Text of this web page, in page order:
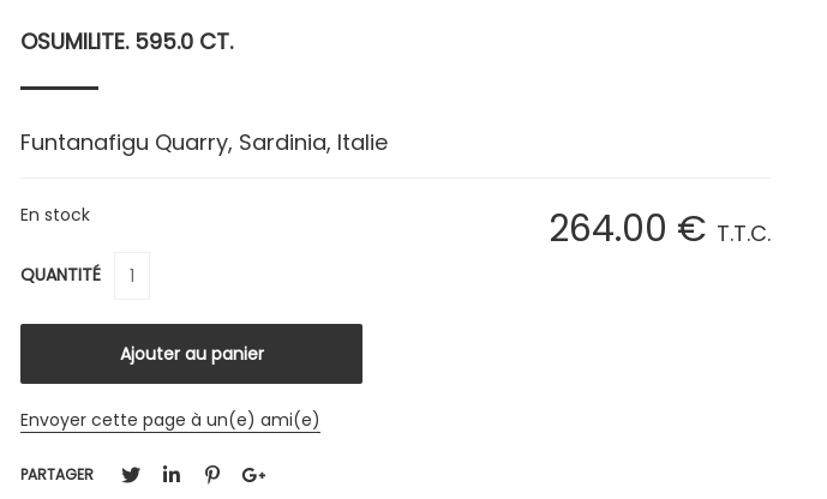
OSUMILITE. 595.0 CT.
Funtanafigu Quarry, Sardinia, Italie
264.00 € T.T.C.
En stock
QUANTITÉ
Envoyer cette page à un(e) ami(e)
PARTAGER